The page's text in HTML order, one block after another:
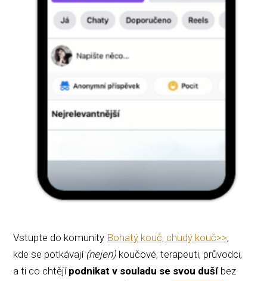
Vstupte do komunity Bohatý kouč, chudý kouč>>,
kde se potkávají (nejen) koučové, terapeuti, průvodci,
a ti co chtějí podnikat v souladu se svou duší bez